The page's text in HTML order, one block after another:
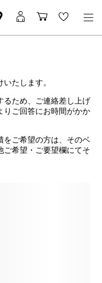
いたします。
ため、ご連絡差し上げ
りご回答にお時間がかか
ご希望の方は、そのベ
ご希望・ご要望欄にてそ